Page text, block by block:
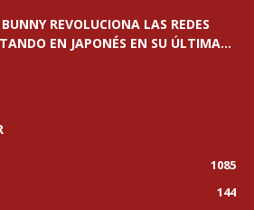
REVOLUCIONA LAS REDES
EN JAPONÉS EN SU ÚLTIMA...
1085
144